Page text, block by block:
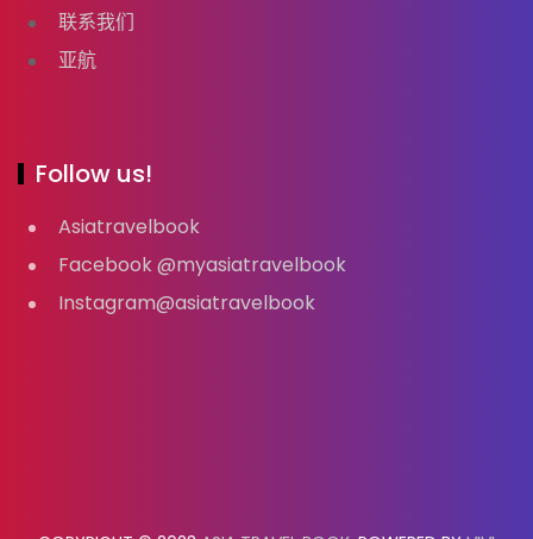
联系我们
亚航
Follow us!
Asiatravelbook
Facebook @myasiatravelbook
Instagram@asiatravelbook